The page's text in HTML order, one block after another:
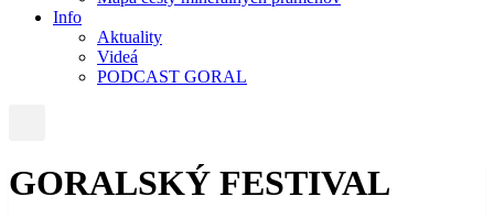
Info
Aktuality
Videá
PODCAST GORAL
GORALSKÝ FESTIVAL